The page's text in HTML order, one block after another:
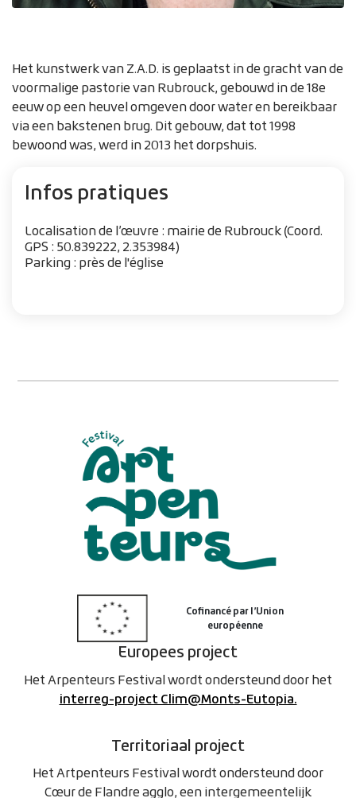
Zoom on image
Het kunstwerk van Z.A.D. is geplaatst in de gracht van de
voormalige pastorie van Rubrouck, gebouwd in de 18e
eeuw op een heuvel omgeven door water en bereikbaar
via een bakstenen brug. Dit gebouw, dat tot 1998
bewoond was, werd in 2013 het dorpshuis.
Infos pratiques
Localisation de l’œuvre : mairie de Rubrouck (Coord.
GPS : 50.839222, 2.353984)
Parking : près de l'église
Europees project
Het Arpenteurs Festival wordt ondersteund door het
interreg-project Clim@Monts-Eutopia.
Territoriaal project
Het Artpenteurs Festival wordt ondersteund door
Cœur de Flandre agglo, een intergemeentelijk